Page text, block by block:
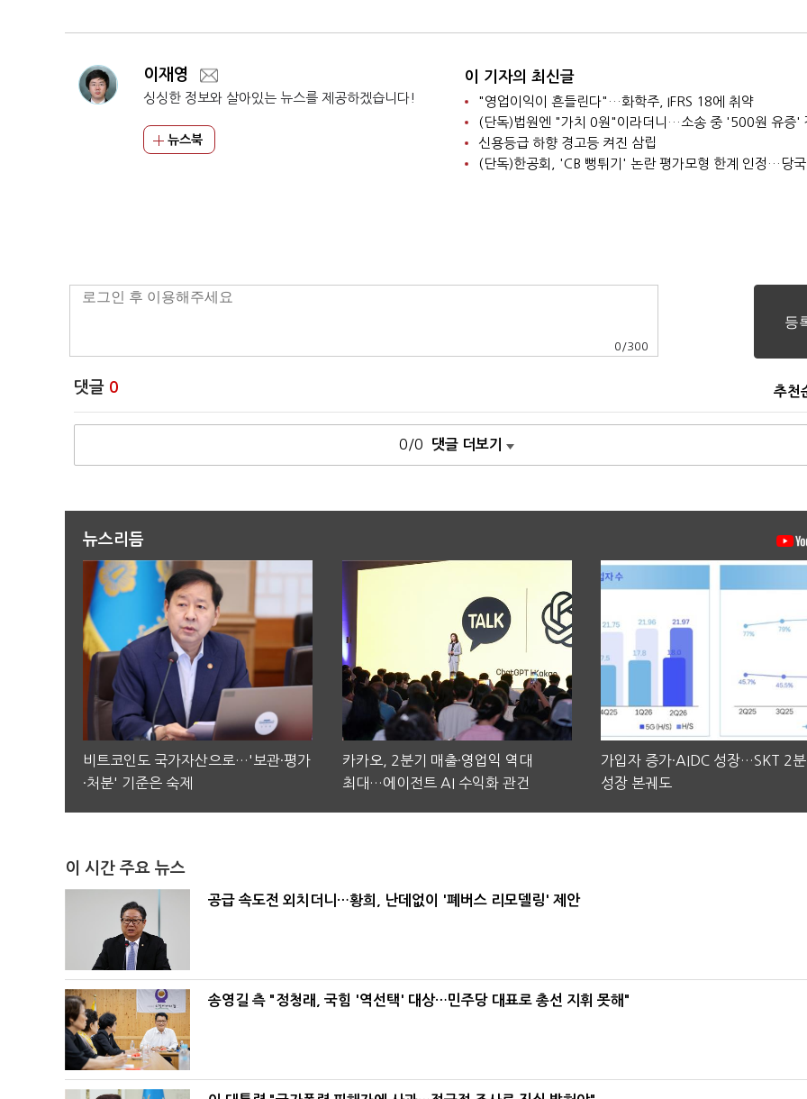
이재영
싱싱한 정보와 살아있는 뉴스를 제공하겠습니다!
뉴스북
이 기자의 최신글
"영업이익이 흔들린다"…화학주, IFRS 18에 취약
신용등급 하향 경고등 켜진 삼립
0 /300
댓글 0 추천
0/0 댓글 더보기
뉴스리듬
비트코인도 국가자산으로…'보관·평가
·처분' 기준은 숙제
카카오, 2분기 매출·영업익 역대
최대…에이전트 AI 수익화 관건
가입자 증가·AIDC 성장…SKT 2
성장 본궤도
이 시간 주요 뉴스
공급 속도전 외치더니…황희, 난데없이 '폐버스 리모델링' 제안
송영길 측 "정청래, 국힘 '역선택' 대상…민주당 대표로 총선 지휘 못해"